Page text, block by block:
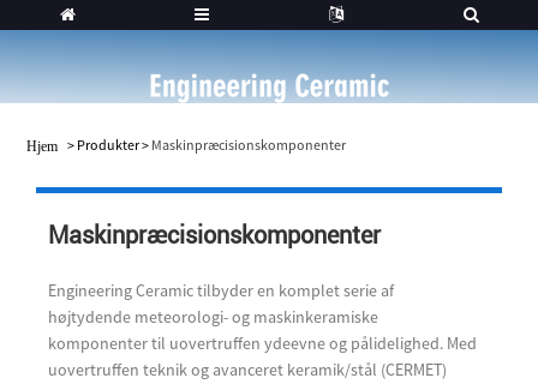
Hjem > Produkter> Maskinpræcisionskomponenter
Maskinpræcisionskomponenter
Engineering Ceramic tilbyder en komplet serie af
højtydende meteorologi- og maskinkeramiske
komponenter til uovertruffen ydeevne og pålidelighed. Med
uovertruffen teknik og avanceret keramik/stål (CERMET)